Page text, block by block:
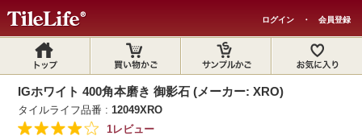
ログイン ・ 会員登録
IGホワイト 400角本磨き 御影石 (メーカー: XRO)
タイルライフ品番 :12049XRO
1レビュー